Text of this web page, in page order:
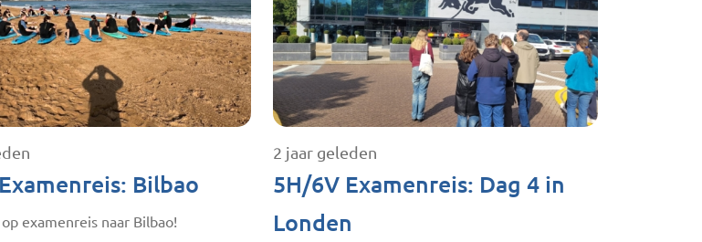
Bilbao
examenreis naar Bilbao!
2 jaar geleden
5H/6V Examenreis: Dag 4 in
Londen